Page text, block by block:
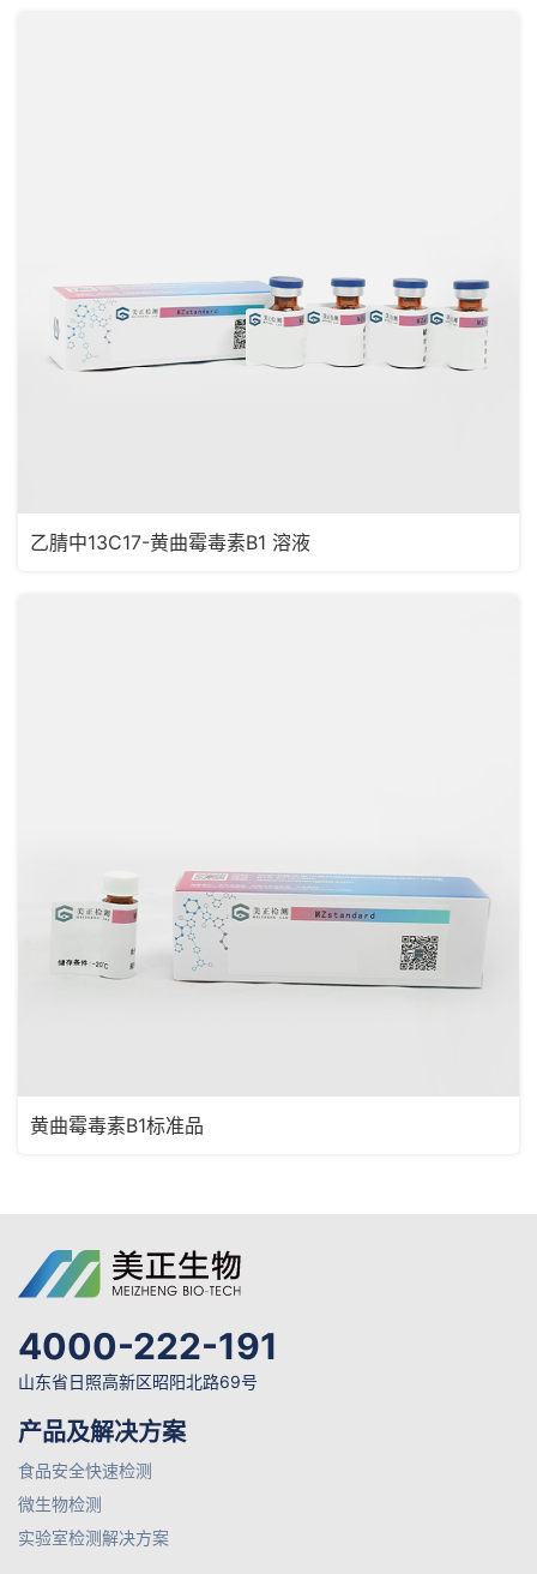
乙腈中13C17-黄曲霉毒素B1 溶液
黄曲霉毒素B1标准品
4000-222-191
山东省日照高新区昭阳北路69号
产品及解决方案
食品安全快速检测
微生物检测
实验室检测解决方案